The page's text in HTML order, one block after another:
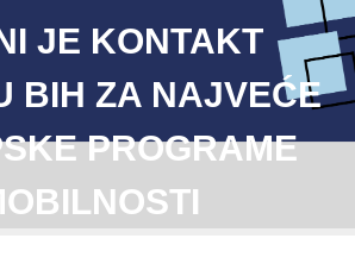
JE KONTAKT
BIH ZA NAJVEĆE
PROGRAME